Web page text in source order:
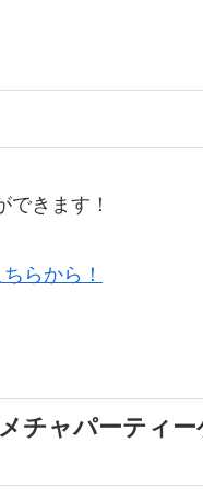
きます！
らから！
チャパーティ